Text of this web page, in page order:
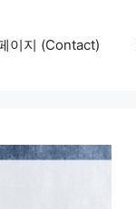
이지 (Contact)